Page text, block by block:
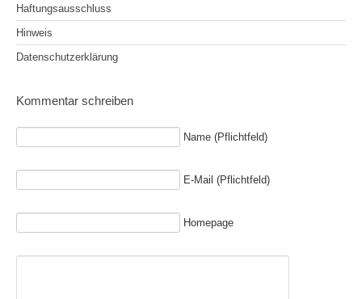
Haftungsausschluss
Hinweis
Datenschutzerklärung
Kommentar schreiben
Name (Pflichtfeld)
E-Mail (Pflichtfeld)
Homepage